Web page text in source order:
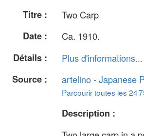
Titre :
Two Carp
Date :
Ca. 1910.
Détails :
Plus d'informations...
Source :
artelino - Japanese
Parcourir toutes les 24
Description :